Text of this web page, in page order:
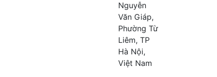
Nguyễn
Văn Giáp,
Phường Từ
Liêm, TP
Hà Nội,
Việt Nam